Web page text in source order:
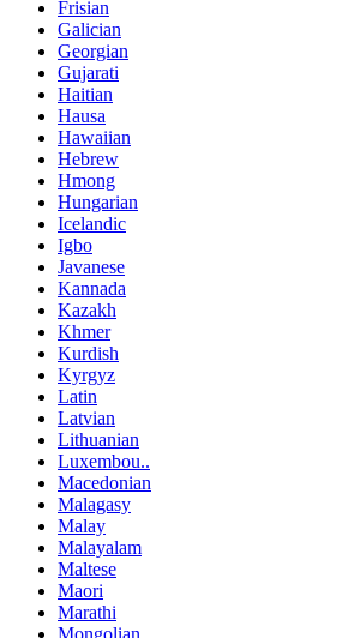
Frisian
Galician
Georgian
Gujarati
Haitian
Hausa
Hawaiian
Hebrew
Hmong
Hungarian
Icelandic
Igbo
Javanese
Kannada
Kazakh
Khmer
Kurdish
Kyrgyz
Latin
Latvian
Lithuanian
Luxembou..
Macedonian
Malagasy
Malay
Malayalam
Maltese
Maori
Marathi
Mongolian